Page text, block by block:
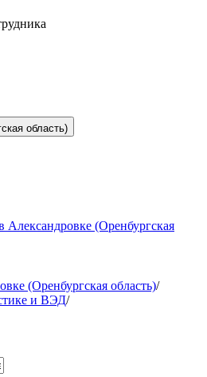
область)
Александровке (Оренбургская
(Оренбургская область)/
и ВЭД/